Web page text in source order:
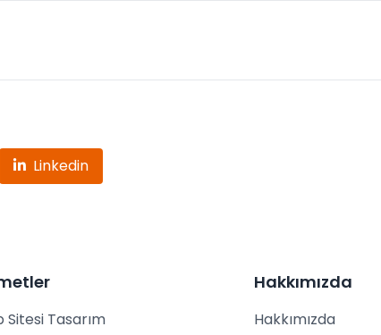
Linkedin
Sitesi Tasarım
Hakkımızda
Hakkımızda